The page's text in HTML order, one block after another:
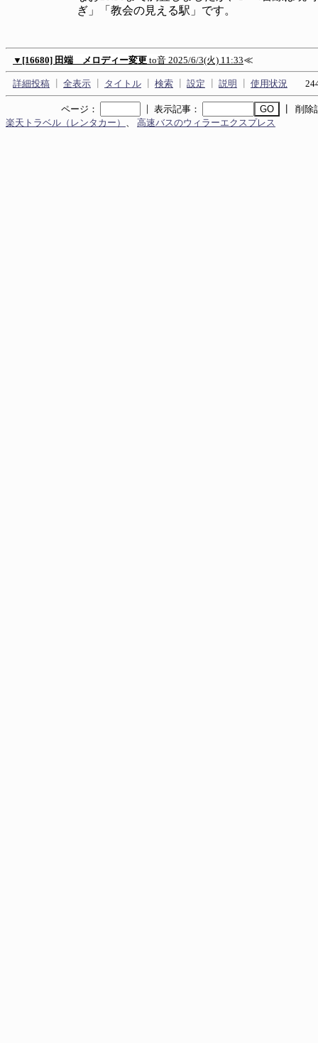
ぎ」「教会の見える駅」です。
▼ [16680] 田端 メロディー変更 to音 2025/6/3(火) 11:33≪
詳細投稿 全表示 タイトル 検索 設定 説明 使用状況
ページ： ｜ 表示記事：
┃ 削除
楽天トラベル（レンタカー）
高速バスのウィラーエクスプレス